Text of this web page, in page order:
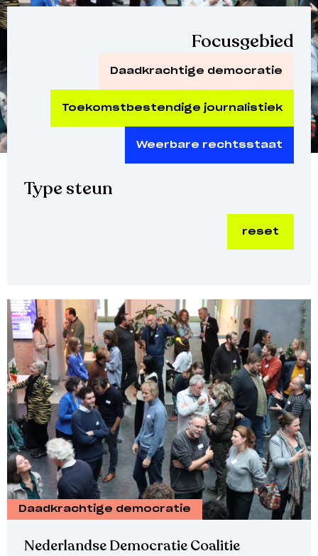
Focusgebied
Daadkrachtige democratie
Toekomstbestendige journalistiek
Weerbare rechtsstaat
Type steun
reset
Daadkrachtige democratie
Nederlandse Democratie Coalitie